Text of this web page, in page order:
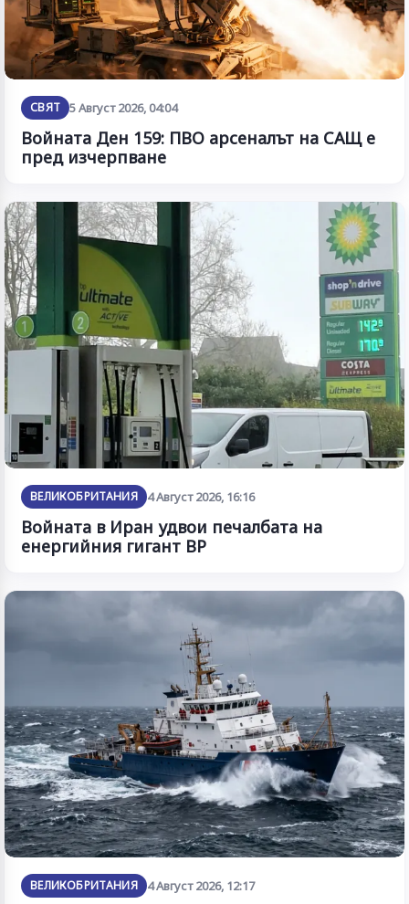
СВЯТ 5 Август 2026, 04:04
Войната Ден 159: ПВО арсеналът на САЩ е
пред изчерпване
ВЕЛИКОБРИТАНИЯ 4 Август 2026, 16:16
Войната в Иран удвои печалбата на
енергийния гигант BP
ВЕЛИКОБРИТАНИЯ 4 Август 2026, 12:17